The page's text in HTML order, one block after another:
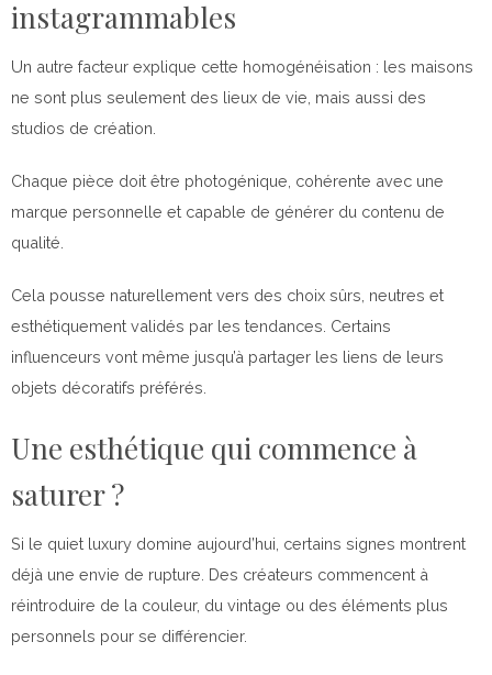
instagrammables
Un autre facteur explique cette homogénéisation : les maisons
ne sont plus seulement des lieux de vie, mais aussi des
studios de création.
Chaque pièce doit être photogénique, cohérente avec une
marque personnelle et capable de générer du contenu de
qualité.
Cela pousse naturellement vers des choix sûrs, neutres et
esthétiquement validés par les tendances. Certains
influenceurs vont même jusqu’à partager les liens de leurs
objets décoratifs préférés.
Une esthétique qui commence à
saturer ?
Si le quiet luxury domine aujourd’hui, certains signes montrent
déjà une envie de rupture. Des créateurs commencent à
réintroduire de la couleur, du vintage ou des éléments plus
personnels pour se différencier.